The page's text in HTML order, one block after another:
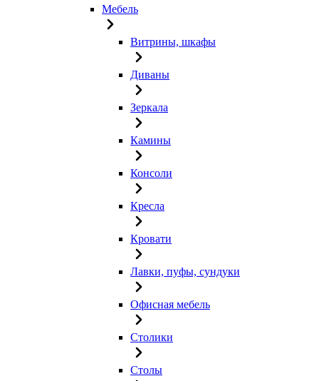
Мебель
Витрины, шкафы
Диваны
Зеркала
Камины
Консоли
Кресла
Кровати
Лавки, пуфы, сундуки
Офисная мебель
Столики
Столы